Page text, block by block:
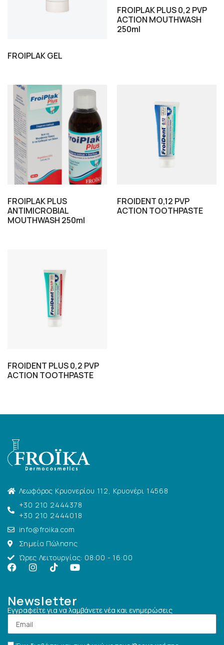
FROIPLAK GEL
FROIPLAK PLUS 0,2 PVP
ACTION MOUTHWASH
250ml
FROIPLAK PLUS
ANTIMICROBIAL
MOUTHWASH 250ml
FROIDENT 0,12 PVP
ACTION TOOTHPASTE
FROIDENT PLUS 0,2 PVP
ΑCTION TOOTHPASTE
Λεωφόρος Κρυονερίου 112, Κρυονέρι 14568
+30 210 2444378
+30 210 2444018
info@froika.com
Σημεία Πώλησης
Ώρες Λειτουργίας: 08:00 - 16:00
Newsletter
Εγγραφείτε για να λαμβάνετε νέα και ενημερώσεις